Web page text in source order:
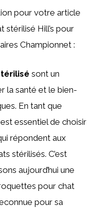
pour votre article
stérilisé Hill’s pour
Championnet :
sont un
la santé et le bien-
En tant que
essentiel de choisir
répondent aux
stérilisés. C’est
aujourd’hui une
pour chat
pour sa